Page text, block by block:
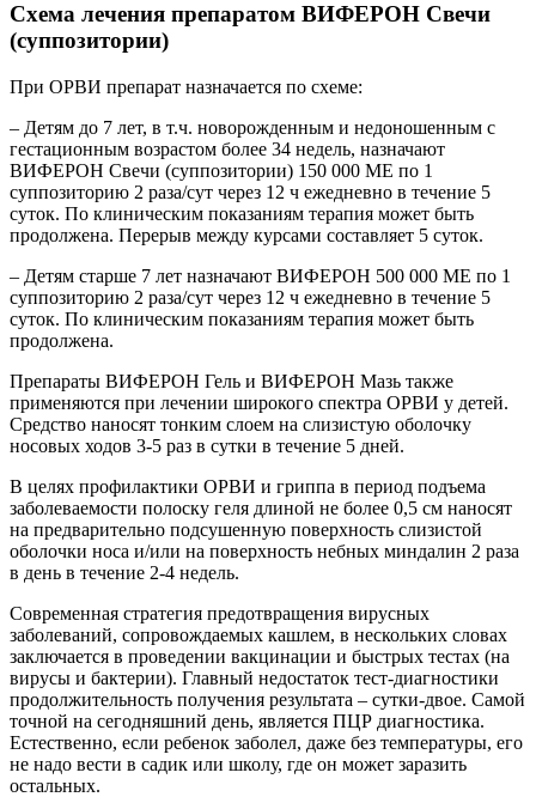
Схема лечения препаратом ВИФЕРОН Свечи
(суппозитории)
При ОРВИ препарат назначается по схеме:
– Детям до 7 лет, в т.ч. новорожденным и недоношенным с
гестационным возрастом более 34 недель, назначают
ВИФЕРОН Свечи (суппозитории) 150 000 ME по 1
суппозиторию 2 раза/сут через 12 ч ежедневно в течение 5
суток. По клиническим показаниям терапия может быть
продолжена. Перерыв между курсами составляет 5 суток.
– Детям старше 7 лет назначают ВИФЕРОН 500 000 ME по 1
суппозиторию 2 раза/сут через 12 ч ежедневно в течение 5
суток. По клиническим показаниям терапия может быть
продолжена.
Препараты ВИФЕРОН Гель и ВИФЕРОН Мазь также
применяются при лечении широкого спектра ОРВИ у детей.
Средство наносят тонким слоем на слизистую оболочку
носовых ходов 3-5 раз в сутки в течение 5 дней.
В целях профилактики ОРВИ и гриппа в период подъема
заболеваемости полоску геля длиной не более 0,5 см наносят
на предварительно подсушенную поверхность слизистой
оболочки носа и/или на поверхность небных миндалин 2 раза
в день в течение 2-4 недель.
Современная стратегия предотвращения вирусных
заболеваний, сопровождаемых кашлем, в нескольких словах
заключается в проведении вакцинации и быстрых тестах (на
вирусы и бактерии). Главный недостаток тест-диагностики
продолжительность получения результата – сутки-двое. Самой
точной на сегодняшний день, является ПЦР диагностика.
Естественно, если ребенок заболел, даже без температуры, его
не надо вести в садик или школу, где он может заразить
остальных.